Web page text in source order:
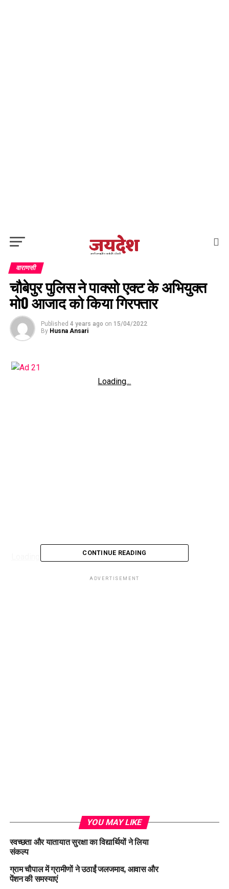
वाराणसी
चौबेपुर पुलिस ने पाक्सो एक्ट के अभियुक्त
मो0 आजाद को किया गिरफ्तार
Published 4 years ago on 15/04/2022
By Husna Ansari
Loading...
CONTINUE READING
ADVERTISEMENT
YOU MAY LIKE
स्वच्छता और यातायात सुरक्षा का विद्यार्थियों ने लिया
संकल्प
ग्राम चौपाल में ग्रामीणों ने उठाईं जलजमाव, आवास और
पेंशन की समस्याएं